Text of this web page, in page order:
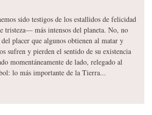
sido testigos de los estallidos de felicidad
tristeza— más intensos del planeta. No, no
placer que algunos obtienen al matar y
sufren y pierden el sentido de su existencia
momentáneamente de lado, relegado al
lo más importante de la Tierra...